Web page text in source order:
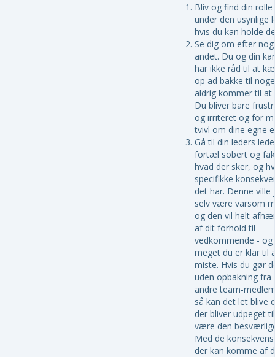
Bliv og find din rolle
under den usynlige
hvis du kan holde
Se dig om efter
andet. Du og din
har ikke råd til at
op ad bakke til
aldrig kommer til at
Du bliver bare
og irriteret og for
tvivl om dine egne
Gå til din leders
fortæl sobert og
hvad der sker, og
specifikke
det har. Denne ville
selv være varsom
og den vil helt
af dit forhold til
vedkommende - og
meget du er klar til
miste. Hvis du gør
uden opbakning fra
andre team-
så kan det let blive
der bliver udpeget
være den
Med de
der kan komme af